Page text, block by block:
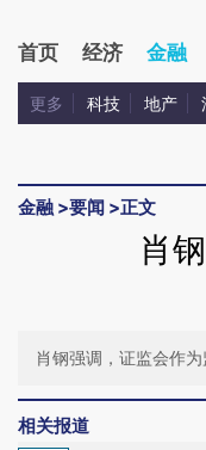
首页 经济 金融
更多 科技 地产
金融 >要闻 >正文
肖
肖钢强调，证监会作
相关报道